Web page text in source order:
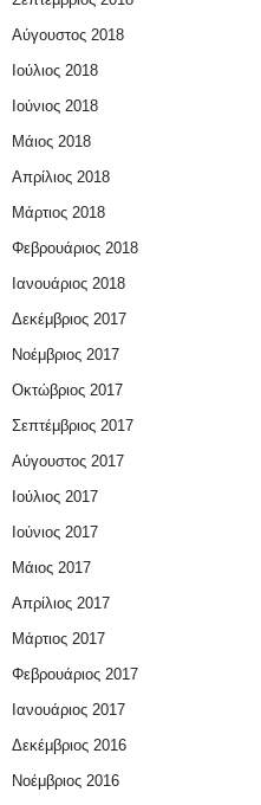
Αύγουστος 2018
Ιούλιος 2018
Ιούνιος 2018
Μάιος 2018
Απρίλιος 2018
Μάρτιος 2018
Φεβρουάριος 2018
Ιανουάριος 2018
Δεκέμβριος 2017
Νοέμβριος 2017
Οκτώβριος 2017
Σεπτέμβριος 2017
Αύγουστος 2017
Ιούλιος 2017
Ιούνιος 2017
Μάιος 2017
Απρίλιος 2017
Μάρτιος 2017
Φεβρουάριος 2017
Ιανουάριος 2017
Δεκέμβριος 2016
Νοέμβριος 2016